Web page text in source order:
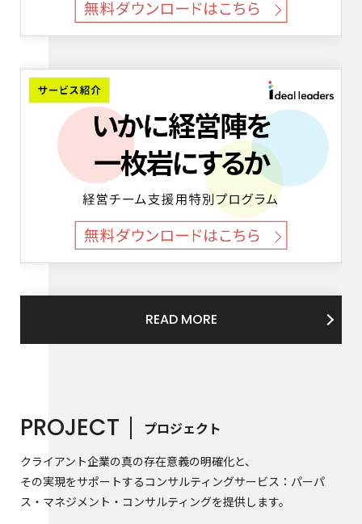
READ MORE
PROJECT プロジェクト
クライアント企業の真の存在意義の明確化と、
その実現をサポートするコンサルティングサービス：パーパ
ス・マネジメント・コンサルティングを提供します。